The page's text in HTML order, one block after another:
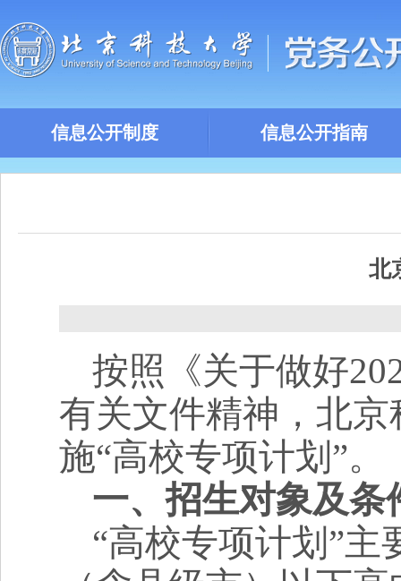
信息公开制度 信息公开指南
北
按照《关于做好
有关文件精神，北京
施“高校专项计划”。
一、招生对象及条
“高校专项计划”